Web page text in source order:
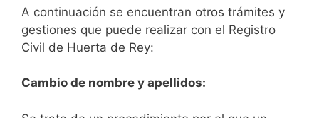
A continuación se encuentran otros trámites y
gestiones que puede realizar con el Registro
Civil de Huerta de Rey:
Cambio de nombre y apellidos: